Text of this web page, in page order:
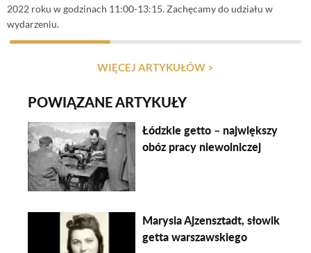
2022 roku w godzinach 11:00-13:15. Zachęcamy do udziału w
wydarzeniu.
WIĘCEJ ARTYKUŁÓW >
POWIĄZANE ARTYKUŁY
Łódzkie getto – największy
obóz pracy niewolniczej
Marysia Ajzensztadt, słowik
getta warszawskiego